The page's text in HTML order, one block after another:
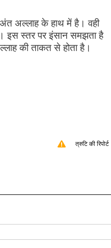
अल्लाह के हाथ में है। वही
इस स्तर पर इंसान समझता है
की ताकत से होता है।
त्रुटि की रिपोर्ट